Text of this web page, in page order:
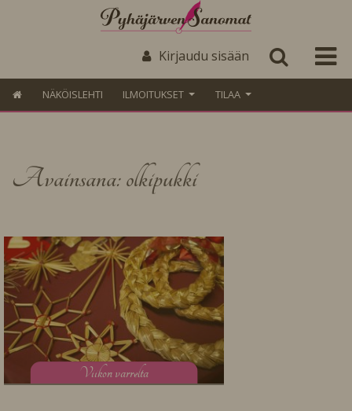
Kirjaudu sisään
NÄKÖISLEHTI ILMOITUKSET TILAA
Avainsana: olkipukki
Viikon varrelta